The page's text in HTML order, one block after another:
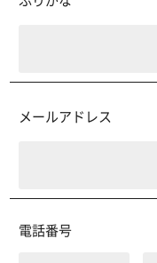
メールアドレス
電話番号